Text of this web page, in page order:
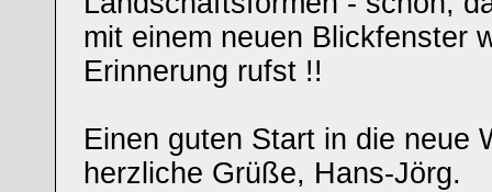
mit einem neuen Blickfenster
Erinnerung rufst !!
Einen guten Start in die neue
herzliche Grüße, Hans-Jörg.